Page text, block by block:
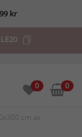
kr
0 0
cm av